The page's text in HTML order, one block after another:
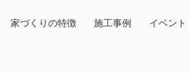
家づくりの特徴 施工事例 イベント